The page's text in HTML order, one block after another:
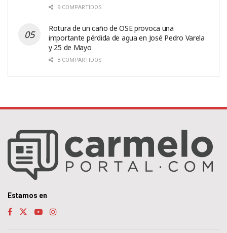
9 COMPARTIDOS
Rotura de un caño de OSE provoca una
importante pérdida de agua en José Pedro Varela
y 25 de Mayo
8 COMPARTIDOS
Estamos en